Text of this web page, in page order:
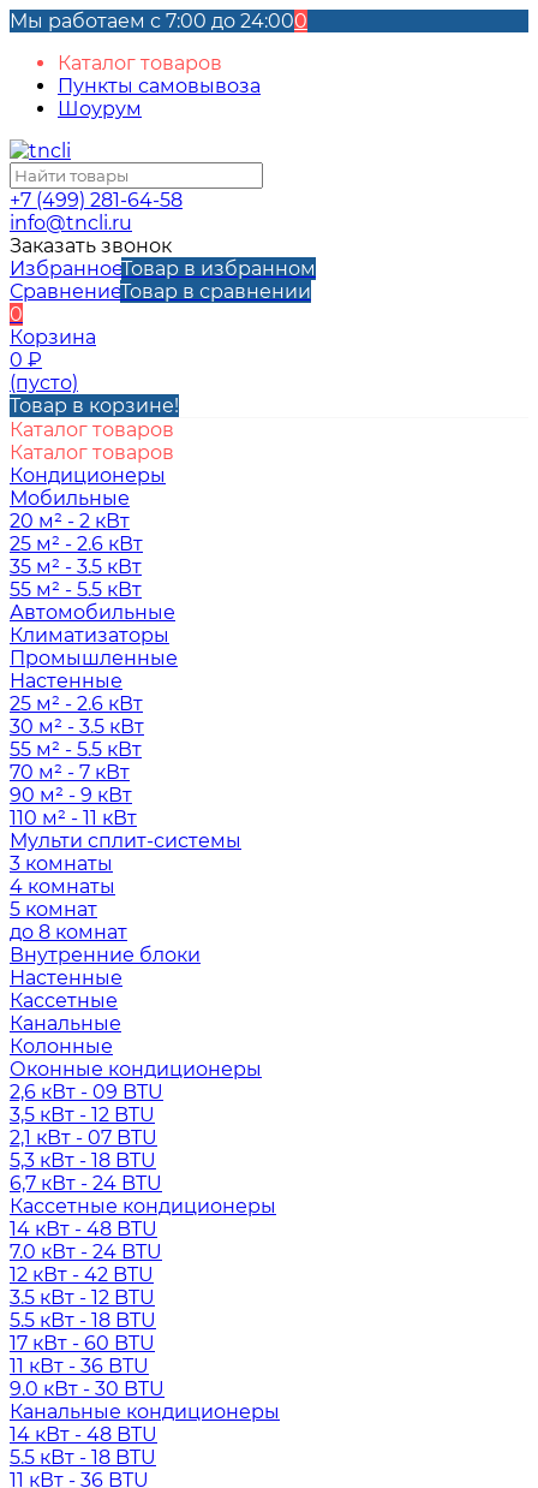
Мы работаем с 7:00 до 24:000
Каталог товаров
Пункты самовывоза
Шоурум
+7 (499) 281-64-58
info@tncli.ru
Заказать звонок
ИзбранноеТовар в избранном
СравнениеТовар в сравнении
0
Корзина
0 ₽
(пусто)
Товар в корзине!
Каталог товаров
Каталог товаров
Кондиционеры
Мобильные
20 м² - 2 кВт
25 м² - 2.6 кВт
35 м² - 3.5 кВт
55 м² - 5.5 кВт
Автомобильные
Климатизаторы
Промышленные
Настенные
25 м² - 2.6 кВт
30 м² - 3.5 кВт
55 м² - 5.5 кВт
70 м² - 7 кВт
90 м² - 9 кВт
110 м² - 11 кВт
Мульти сплит-системы
3 комнаты
4 комнаты
5 комнат
до 8 комнат
Внутренние блоки
Настенные
Кассетные
Канальные
Колонные
Оконные кондиционеры
2,6 кВт - 09 BTU
3,5 кВт - 12 BTU
2,1 кВт - 07 BTU
5,3 кВт - 18 BTU
6,7 кВт - 24 BTU
Кассетные кондиционеры
14 кВт - 48 BTU
7.0 кВт - 24 BTU
12 кВт - 42 BTU
3.5 кВт - 12 BTU
5.5 кВт - 18 BTU
17 кВт - 60 BTU
11 кВт - 36 BTU
9.0 кВт - 30 BTU
Канальные кондиционеры
14 кВт - 48 BTU
5.5 кВт - 18 BTU
11 кВт - 36 BTU